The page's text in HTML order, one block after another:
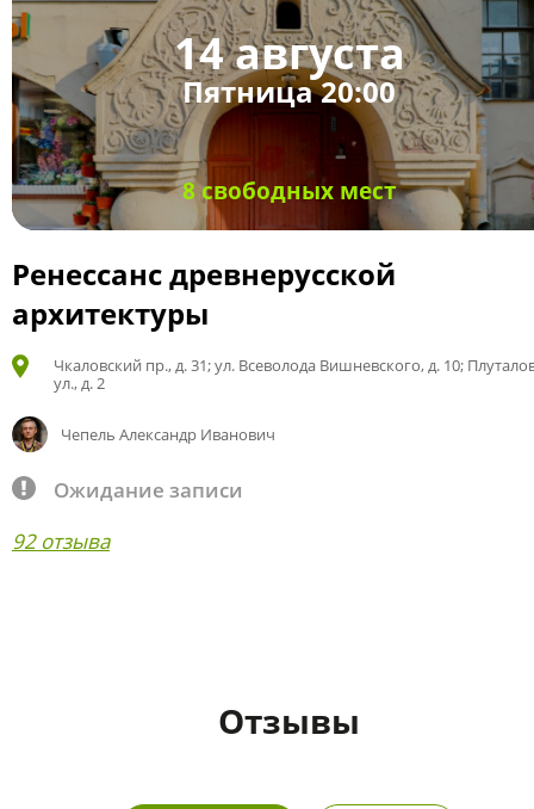
14 августа
Пятница 20:00
8 свободных мест
Ренессанс древнерусской
архитектуры
Чкаловский пр., д. 31; ул. Всеволода Вишневского, д. 10;
ул., д. 2
Чепель Александр Иванович
Ожидание записи
92 отзыва
Отзывы